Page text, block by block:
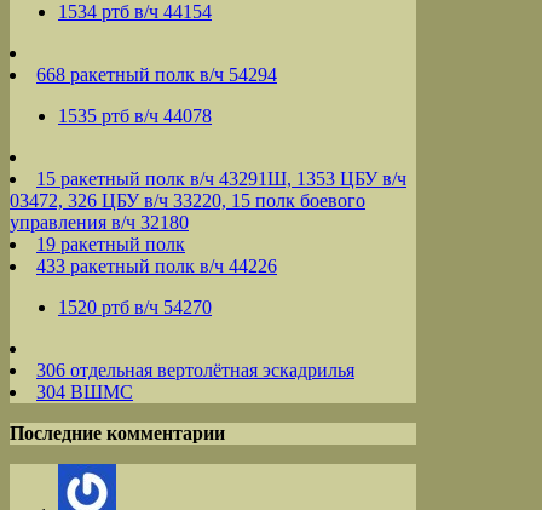
1534 ртб в/ч 44154
668 ракетный полк в/ч 54294
1535 ртб в/ч 44078
15 ракетный полк в/ч 43291Ш, 1353 ЦБУ в/ч
03472, 326 ЦБУ в/ч 33220, 15 полк боевого
управления в/ч 32180
19 ракетный полк
433 ракетный полк в/ч 44226
1520 ртб в/ч 54270
306 отдельная вертолётная эскадрилья
304 ВШМС
Последние комментарии